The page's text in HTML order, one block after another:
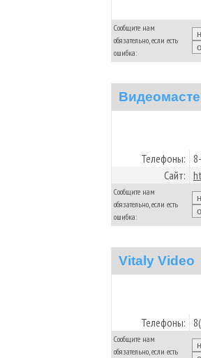
Сообщите нам
обязательно, если есть
ошибка:
Телефоны:
Сайт:
Сообщите нам
обязательно, если есть
ошибка:
Vitaly Video
Телефоны:
Сообщите нам
обязательно, если есть